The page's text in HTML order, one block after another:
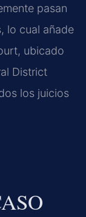
pasan
lo cual añade
ubicado
District
los juicios